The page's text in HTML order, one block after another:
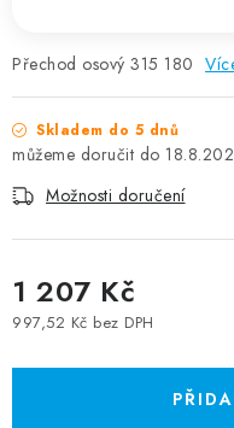
Přechod osový 315 180
Skladem do 5 dnů
Možnosti doručení
1 207 Kč
997,52 Kč bez DPH